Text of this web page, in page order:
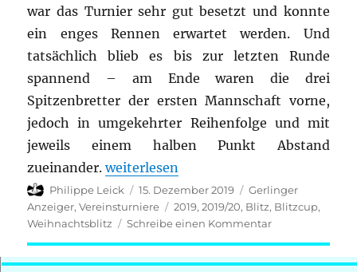
war das Turnier sehr gut besetzt und konnte
ein enges Rennen erwartet werden. Und
tatsächlich blieb es bis zur letzten Runde
spannend – am Ende waren die drei
Spitzenbretter der ersten Mannschaft vorne,
jedoch in umgekehrter Reihenfolge und mit
jeweils einem halben Punkt Abstand
zueinander.„Weihnachts-Blitzturnier 2019“
weiterlesen
Autor
Philippe Leick
Veröffentlicht
am
15. Dezember 2019 Kategorien
Gerlinger
Anzeiger,Vereinsturniere Schlagwörter
2019,2019/20, Blitz, Blitzcup,
Weihnachtsblitz
Schreibe einen Kommentarzu
Blitzturnier